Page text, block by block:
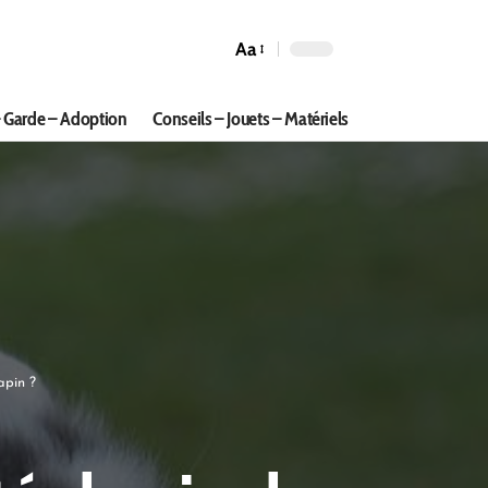
Aa
– Adoption Conseils – Jouets – Matériels
?